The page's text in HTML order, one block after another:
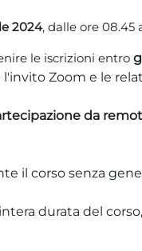
2024, dalle ore 08.45
le iscrizioni entro
l'invito Zoom e le
da
il corso senza
durata del